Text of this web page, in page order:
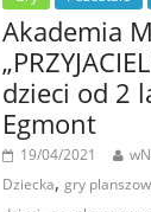
Akademia
dzieci od 2
Egmont
19/04/2021
Dziecka, gry